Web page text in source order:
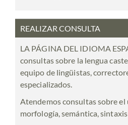
REALIZAR CONSULTA
LA PÁGINA DEL IDIOMA
consultas sobre la lengua
equipo de lingüistas,
especializados.
Atendemos consultas sobre el
morfología, semántica,